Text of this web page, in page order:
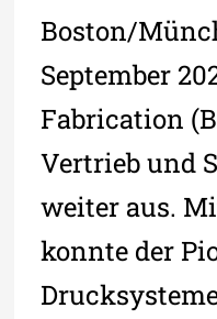
Boston/
September
Fabrication
Vertrieb und
weiter aus.
konnte der